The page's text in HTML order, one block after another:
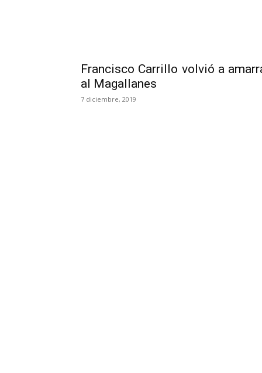
Francisco Carrillo volvió a
al Magallanes
7 diciembre, 2019